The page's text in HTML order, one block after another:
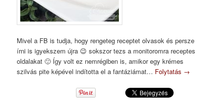
Mivel a FB is tudja, hogy rengeteg receptet olvasok és persze
írni is igyekszem újra 😉 sokszor tezs a monitoromra receptes
oldalakat 🙂 Így volt ez nemrégiben is, amikor egy krémes
szilvás pite képével indította el a fantáziámat… Folytatás →